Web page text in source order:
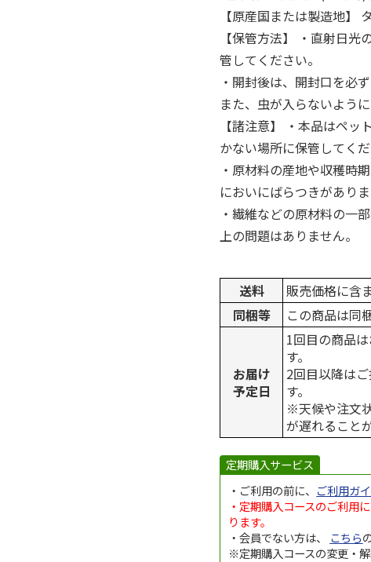
【原産国または製造地】
【保管方法】 ・直射日
管してください。
・開封後は、開封口を必
また、虫が入らないよう
【諸注意】 ・本品はペ
かない場所に保管してくだ
・原材料の産地や収穫時
においにばらつきがありま
・繊維などの原材料の一
上の問題はありません。
送料
販売価格に含
同梱等
この商品は同
お届け
予定日
1回目の商品
す。
2回目以降は
す。
※天候や注文
が遅れること
定期購入サービス
・ご利用の前に、 ご利用ガ
・定期購入コースのご利用
ります。
・会員でない方は、 こちら
※定期購入コースの変更・